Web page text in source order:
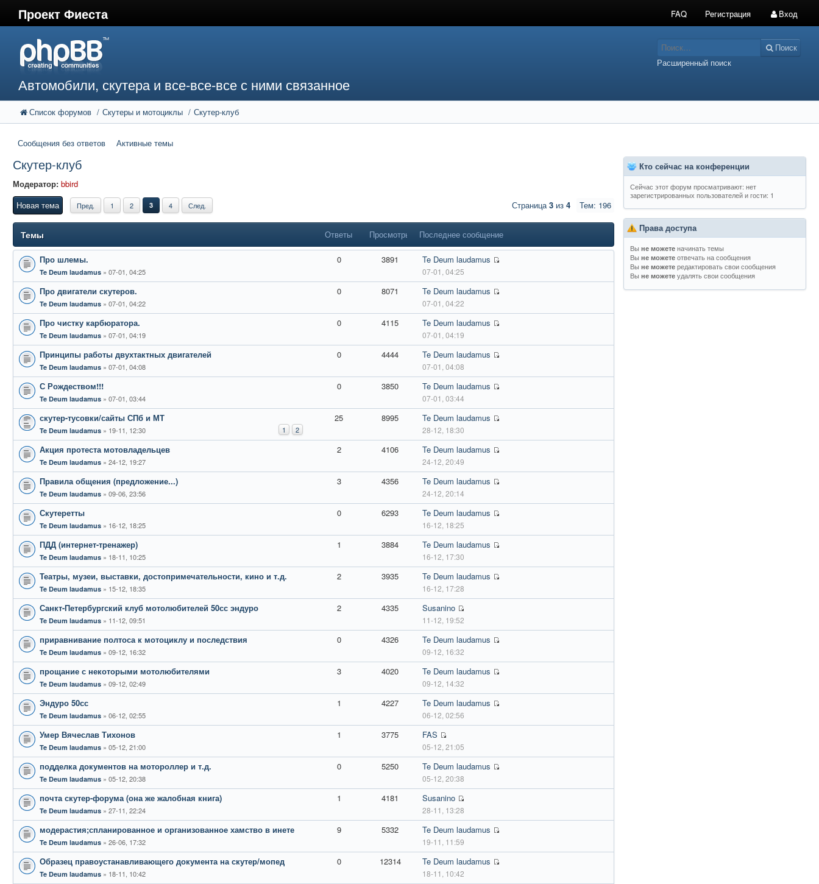
Проект Фиеста FAQ Регистрация Вход
Автомобили, скутера и все-все-все с ними связанное
Поиск
Расширенный поиск
Список форумов Скутеры и мотоциклы Скутер-клуб
Сообщения без ответов Активные темы
Скутер-клуб
Модератор: bbird
Новая тема
Тем: 196
Пред. 1 2 3 4 След. Страница3 из 4
Темы Ответы Просмотры Последнее сообщение
Про шлемы.
Te Deum laudamus 07-01, 04:25
0 3891 Te Deum laudamus
07-01, 04:25
Про двигатели скутеров.
Te Deum laudamus 07-01, 04:22
0 8071 Te Deum laudamus
07-01, 04:22
Про чистку карбюратора.
Te Deum laudamus 07-01, 04:19
0 4115 Te Deum laudamus
07-01, 04:19
Принципы работы двухтактных двигателей
Te Deum laudamus 07-01, 04:08
0 4444 Te Deum laudamus
07-01, 04:08
С Рождеством!!!
Te Deum laudamus 07-01, 03:44
0 3850 Te Deum laudamus
07-01, 03:44
скутер-тусовки/сайты СПб и МТ
1 2
Te Deum laudamus 19-11, 12:30
25 8995 Te Deum laudamus
28-12, 18:30
Акция протеста мотовладельцев
Te Deum laudamus 24-12, 19:27
2 4106 Te Deum laudamus
24-12, 20:49
Правила общения (предложение...)
Te Deum laudamus 09-06, 23:56
3 4356 Te Deum laudamus
24-12, 20:14
Скутеретты
Te Deum laudamus 16-12, 18:25
0 6293 Te Deum laudamus
16-12, 18:25
ПДД (интернет-тренажер)
Te Deum laudamus 18-11, 10:25
1 3884 Te Deum laudamus
16-12, 17:30
Театры, музеи, выставки, достопримечательности, кино и т.д.
Te Deum laudamus 15-12, 18:35
2 3935 Te Deum laudamus
16-12, 17:28
Санкт-Петербургский клуб мотолюбителей 50сс эндуро
Te Deum laudamus 11-12, 09:51
2 4335 Susanino
11-12, 19:52
приравнивание полтоса к мотоциклу и последствия
Te Deum laudamus 09-12, 16:32
0 4326 Te Deum laudamus
09-12, 16:32
прощание с некоторыми мотолюбителями
Te Deum laudamus 09-12, 02:49
3 4020 Te Deum laudamus
09-12, 14:32
Эндуро 50сс
Te Deum laudamus 06-12, 02:55
1 4227 Te Deum laudamus
06-12, 02:56
Умер Вячеслав Тихонов
Te Deum laudamus 05-12, 21:00
1 3775 FAS
05-12, 21:05
подделка документов на мотороллер и т.д.
Te Deum laudamus 05-12, 20:38
0 5250 Te Deum laudamus
05-12, 20:38
почта скутер-форума (она же жалобная книга)
Te Deum laudamus 27-11, 22:24
1 4181 Susanino
28-11, 13:28
модерастия;спланированное и организованное хамство в инете
Te Deum laudamus 26-06, 17:32
9 5332 Te Deum laudamus
19-11, 11:59
Образец правоустанавливающего документа на скутер/мопед
Te Deum laudamus 18-11, 10:42
0 12314 Te Deum laudamus
18-11, 10:42
Кто сейчас на конференции
Сейчас этот форум просматривают: нет
зарегистрированных пользователей и гости: 1
Права доступа
Вы не можете начинать темы
Вы не можете отвечать на сообщения
Вы не можете редактировать свои сообщения
Вы не можете удалять свои сообщения